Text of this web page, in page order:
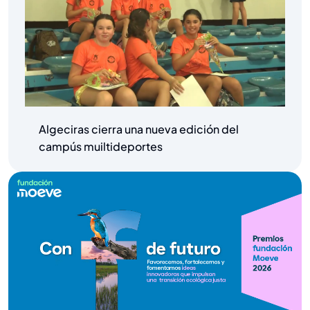
Algeciras cierra una nueva edición del
campús muiltideportes